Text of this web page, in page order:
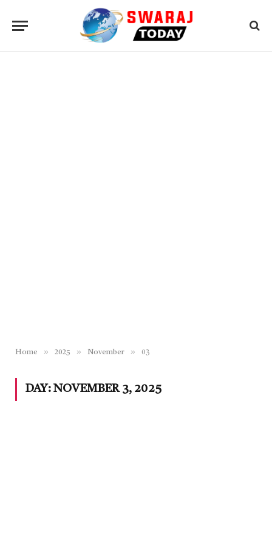
Home » 2025 » November » 03
DAY: NOVEMBER 3, 2025